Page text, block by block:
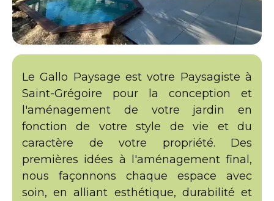
Le Gallo Paysage est votre Paysagiste à
Saint-Grégoire pour la conception et
l'aménagement de votre jardin en
fonction de votre style de vie et du
caractère de votre propriété. Des
premières idées à l'aménagement final,
nous façonnons chaque espace avec
soin, en alliant esthétique, durabilité et